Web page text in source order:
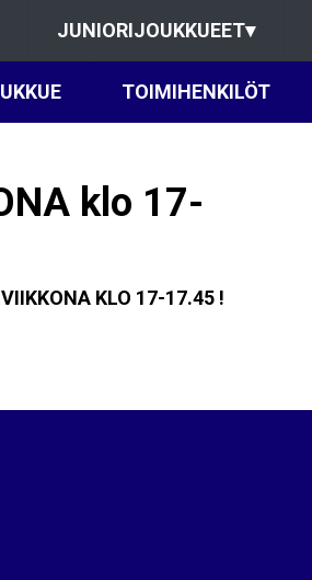
JUNIORIJOUKKUEET▾
TOIMIHENKILÖT
klo 17-
KLO 17-17.45 !